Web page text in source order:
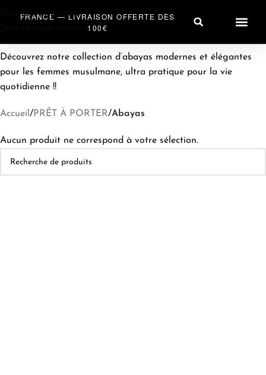
Skip to navigation
Skip to main content
FRANCE — LIVRAISON OFFERTE DÈS
100€
Découvrez notre collection d’abayas modernes et élégantes
pour les femmes musulmane, ultra pratique pour la vie
quotidienne !!
Accueil /PRÊT À PORTER/Abayas
Aucun produit ne correspond à votre sélection.